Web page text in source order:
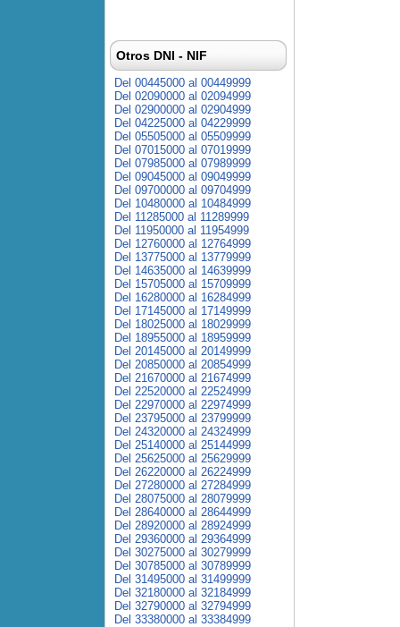
Otros DNI - NIF
Del 00445000 al 00449999
Del 02090000 al 02094999
Del 02900000 al 02904999
Del 04225000 al 04229999
Del 05505000 al 05509999
Del 07015000 al 07019999
Del 07985000 al 07989999
Del 09045000 al 09049999
Del 09700000 al 09704999
Del 10480000 al 10484999
Del 11285000 al 11289999
Del 11950000 al 11954999
Del 12760000 al 12764999
Del 13775000 al 13779999
Del 14635000 al 14639999
Del 15705000 al 15709999
Del 16280000 al 16284999
Del 17145000 al 17149999
Del 18025000 al 18029999
Del 18955000 al 18959999
Del 20145000 al 20149999
Del 20850000 al 20854999
Del 21670000 al 21674999
Del 22520000 al 22524999
Del 22970000 al 22974999
Del 23795000 al 23799999
Del 24320000 al 24324999
Del 25140000 al 25144999
Del 25625000 al 25629999
Del 26220000 al 26224999
Del 27280000 al 27284999
Del 28075000 al 28079999
Del 28640000 al 28644999
Del 28920000 al 28924999
Del 29360000 al 29364999
Del 30275000 al 30279999
Del 30785000 al 30789999
Del 31495000 al 31499999
Del 32180000 al 32184999
Del 32790000 al 32794999
Del 33380000 al 33384999